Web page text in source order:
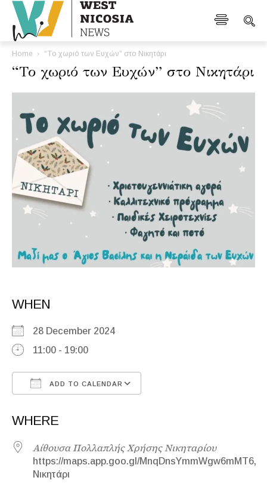
Home “Το χωριό των Ευχών” στο Νικητάρι
“Το χωριό των Ευχών” στο Νικητάρι
WHEN
28 December 2024
11:00 - 19:00
ADD TO CALENDAR
WHERE
Αίθουσα Πολλαπλής Χρήσης Νικηταρίου
https://maps.app.goo.gl/MnqDnsYmmWgw6mMT6,
Νικητάρι